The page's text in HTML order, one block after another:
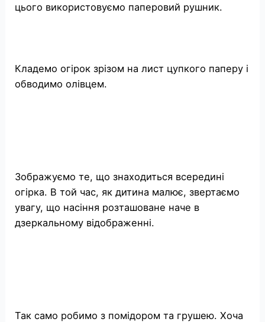
цього використовуємо паперовий рушник.
Кладемо огірок зрізом на лист цупкого паперу і
обводимо олівцем.
Зображуємо те, що знаходиться всередині
огірка. В той час, як дитина малює, звертаємо
увагу, що насіння розташоване наче в
дзеркальному відображенні.
Так само робимо з помідором та грушею. Хоча